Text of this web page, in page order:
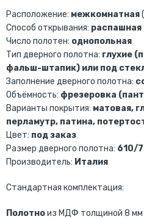
Расположение: межкомнатная
Способ открывания: распашная
Число полотен: однопольная
Тип дверного полотна: глухие
фальш-штапик) или под
Заполнение дверного полотна:
Объёмность: фрезеровка
Варианты покрытия: матовая,
перламутр, патина,
Цвет: под заказ
Размер дверного полотна: 610/
Производитель: Италия
Стандартная комплектация:
Полотноиз МДФ толщиной 8 мм